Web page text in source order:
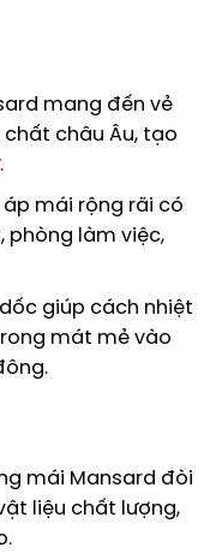
mang đến vẻ
châu Âu, tạo
.
áp mái rộng rãi có
phòng làm việc,
giúp cách nhiệt
mát mẻ vào
mái Mansard đòi
liệu chất lượng,